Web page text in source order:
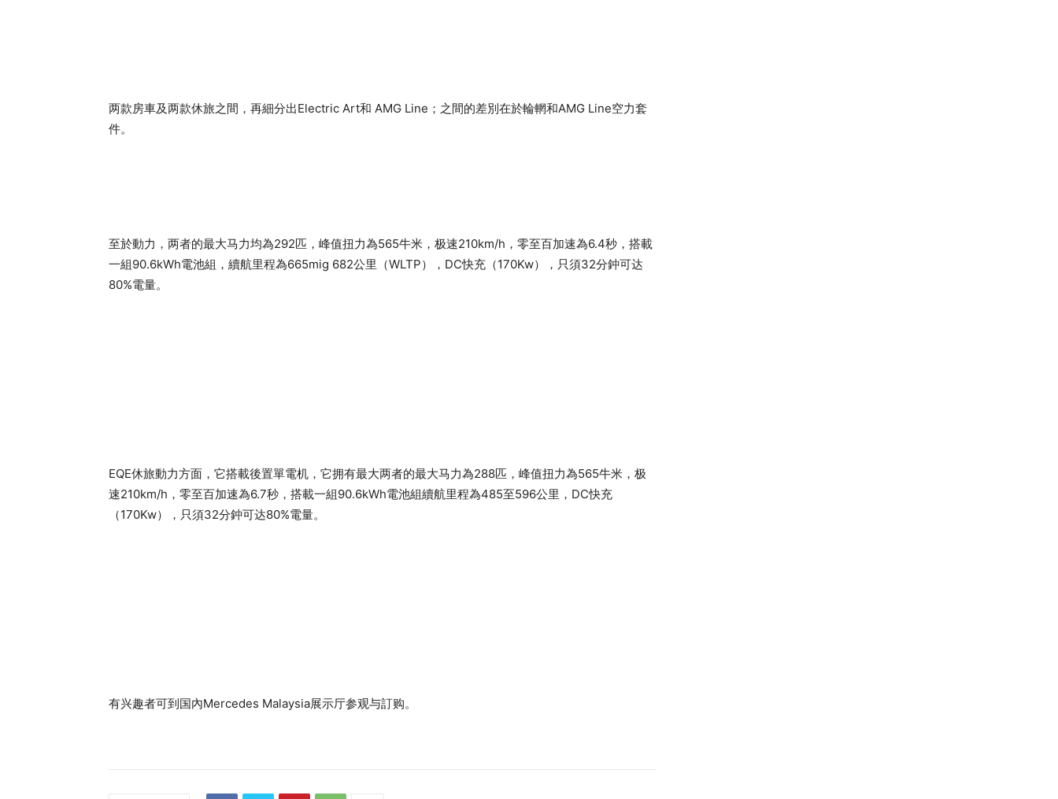
两款房車及两款休旅之間，再細分出Electric Art和 AMG Line；之間的差別在於輪輞和AMG Line空力套
件。
至於動力，两者的最大马力均為292匹，峰值扭力為565牛米，极速210km/h，零至百加速為6.4秒，搭載
一組90.6kWh電池組，續航里程為665mig 682公里（WLTP），DC快充（170Kw），只須32分鈡可达
80%電量。
EQE休旅動力方面，它搭載後置單電机，它拥有最大两者的最大马力為288匹，峰值扭力為565牛米，极
速210km/h，零至百加速為6.7秒，搭載一組90.6kWh電池組續航里程為485至596公里，DC快充
（170Kw），只須32分鈡可达80%電量。
有兴趣者可到国內Mercedes Malaysia展示厅参观与訂购。